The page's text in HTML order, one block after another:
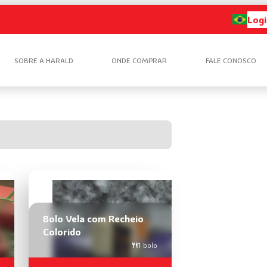
SOBRE A HARALD ONDE COMPRAR FALE CONOSCO
Bolo Vela com Recheio
Colorido
1 bolo